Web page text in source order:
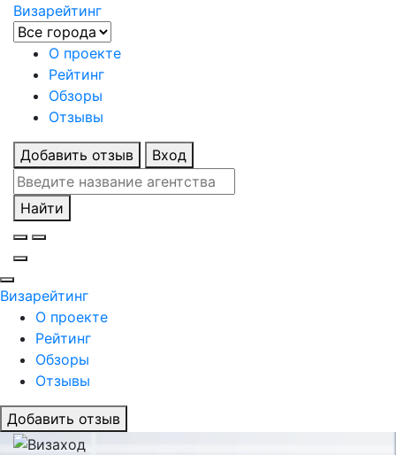
Визарейтинг
О проекте
Рейтинг
Обзоры
Отзывы
Добавить отзыв Вход
Найти
Визарейтинг
О проекте
Рейтинг
Обзоры
Отзывы
Добавить отзыв